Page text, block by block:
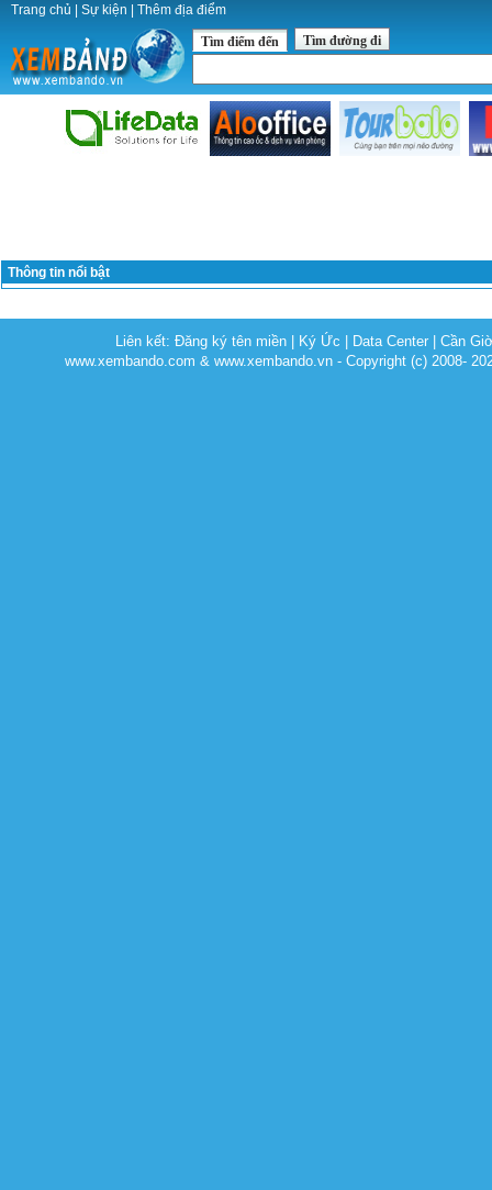
Trang chủ Sự kiện Thêm địa điểm
Tìm điểm đến Tìm đường đi
Thông tin nổi bật
Liên kết:Đăng ký tên miền Ký Ức Data Center |Cần
www.xembando.com & www.xembando.vn - Copyright (c) 2008-